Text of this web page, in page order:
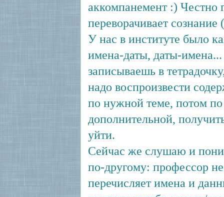
аккомпанемент :) Честно
переворачивает сознание
У нас в институте было
имена-даты, даты-имена...
записываешь в
надо воспроизвести
по нужной теме, потом по
дополнительной,
уйти.
Сейчас же слушаю и
по-другому: профессор
перечисляет имена и